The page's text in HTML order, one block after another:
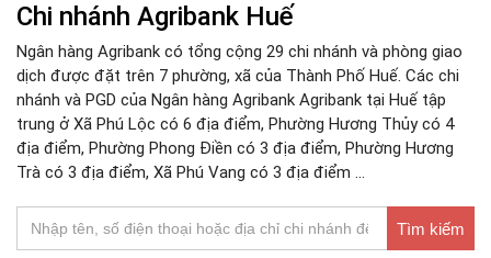
Chi nhánh Agribank Huế
Ngân hàng Agribank có tổng cộng 29 chi nhánh và phòng giao
dịch được đặt trên 7 phường, xã của Thành Phố Huế. Các chi
nhánh và PGD của Ngân hàng Agribank Agribank tại Huế tập
trung ở Xã Phú Lộc có 6 địa điểm, Phường Hương Thủy có 4
địa điểm, Phường Phong Điền có 3 địa điểm, Phường Hương
Trà có 3 địa điểm, Xã Phú Vang có 3 địa điểm ...
Tìm kiếm